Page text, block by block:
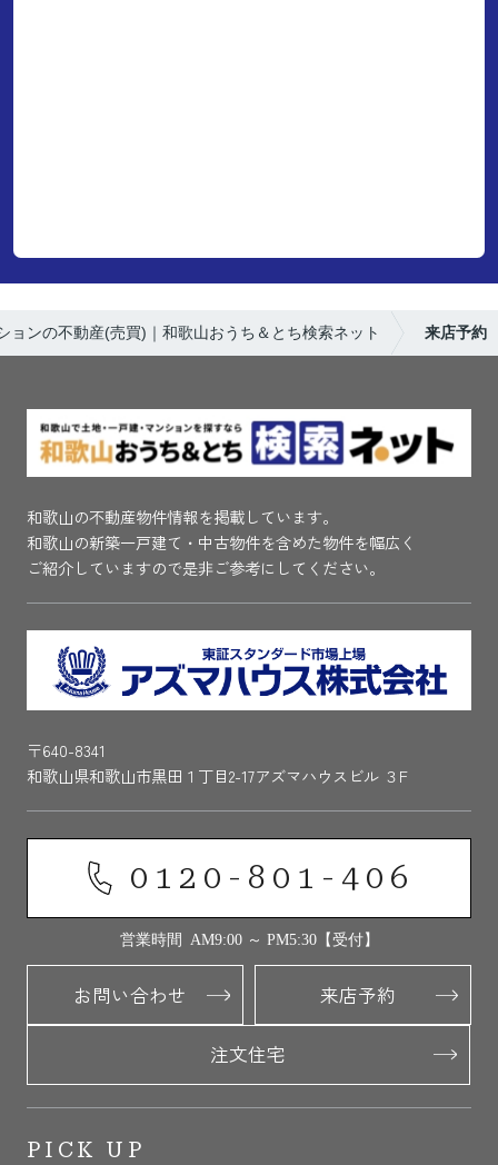
ョンの不動産(売買)｜和歌山おうち＆とち検索ネット 来店予約
和歌山の不動産物件情報を掲載しています。
和歌山の新築一戸建て・中古物件を含めた物件を幅広く
ご紹介していますので是非ご参考にしてください。
〒640-8341
和歌山県和歌山市黒田１丁目2-17アズマハウスビル ３F
0120-801-406
営業時間 AM9:00 ～ PM5:30【受付】
お問い合わせ 来店予約
注文住宅
PICK UP